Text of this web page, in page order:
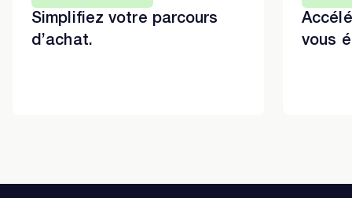
Simplifiez votre parcours
d’achat.
vous